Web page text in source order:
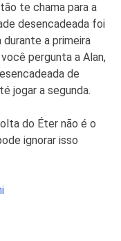
te chama para a
desencadeada foi
a primeira
pergunta a Alan,
de
jogar a segunda.
do Éter não é o
ignorar isso